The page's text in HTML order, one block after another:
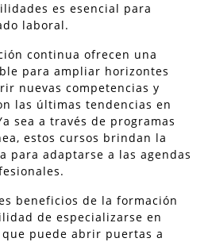
es esencial para
laboral.
continua ofrecen una
para ampliar horizontes
nuevas competencias y
las últimas tendencias en
sea a través de programas
estos cursos brindan la
para adaptarse a las agendas
beneficios de la formación
de especializarse en
puede abrir puertas a